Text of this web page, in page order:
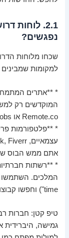
2.1. לוחות
נפגשים?
שכחו מלוחות
למקומות שמבינים
* **אתרים
Remote.co או FlexJobs (שמציע משרות גמישות מכל הסוגים).
* **פלטפורמות
אתם ממש הבוס
* **רשתות
time") וחפשו קבוצות ייעודיות לעבודה גמישה בתחום שלכם.
טיפ קטן: חברות
גמישה,